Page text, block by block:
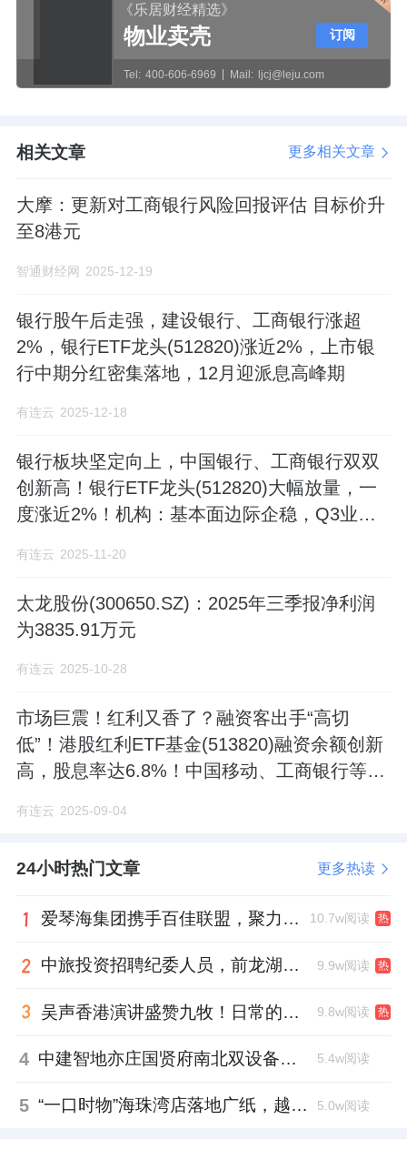
《乐居财经精选》
物业卖壳
Tel: 400-606-6969 Mail: ljcj@leju.com
订阅
相关文章 更多相关文章
大摩：更新对工商银行风险回报评估 目标价升
至8港元
智通财经网 2025-12-19
银行股午后走强，建设银行、工商银行涨超
2%，银行ETF龙头(512820)涨近2%，上市银
行中期分红密集落地，12月迎派息高峰期
有连云 2025-12-18
银行板块坚定向上，中国银行、工商银行双双
创新高！银行ETF龙头(512820)大幅放量，一
度涨近2%！机构：基本面边际企稳，Q3业绩
有连云 2025-11-20
太龙股份(300650.SZ)：2025年三季报净利润
为3835.91万元
有连云 2025-10-28
市场巨震！红利又香了？融资客出手“高切
低”！港股红利ETF基金(513820)融资余额创新
高，股息率达6.8%！中国移动、工商银行等分
有连云 2025-09-04
24小时热门文章 更多热读
爱琴海集团携手百佳联盟，聚力共拓存量商业新赛道 10.7w阅读 热
中旅投资招聘纪委人员，前龙湖副总裁胡若翔掌舵 9.9w阅读 热
吴声香港演讲盛赞九牧！日常的小锚点变成科技突破点！ 9.8w阅读 热
4 中建智地亦庄国贤府南北双设备平台，得房率创区域新高 5.4w阅读
5 “一口时物”海珠湾店落地广纸，越秀地产以“新鲜现制”商业新场景打造社区高品质生活 5.0w阅读